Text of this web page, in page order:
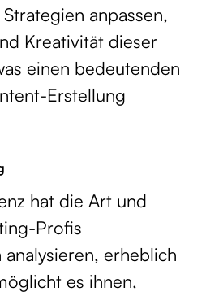
anpassen,
Kreativität dieser
einen bedeutenden
Erstellung
hat die Art und
Profis
erheblich
es ihnen,